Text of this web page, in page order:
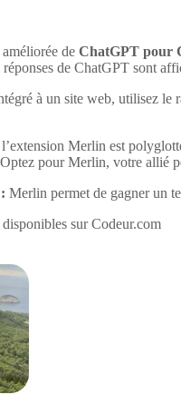
de ChatGPT pour
de ChatGPT sont
à un site web, utilisez
Merlin est
pour Merlin, votre allié
Merlin permet de gagner un
sur Codeur.com